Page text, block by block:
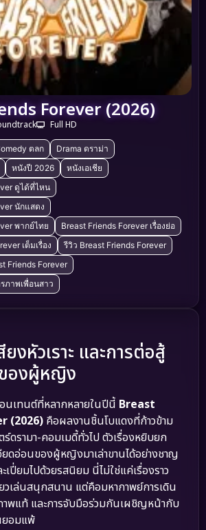
Forever (2026)
Full HD
ตลก
Drama ดราม่า
หนังปี 2026
หนังเอเชีย
ดูได้ที่ไหน
นักแสดง
พากย์ไทย
Breast Friends Forever เรื่องย่อ
เต็มเรื่อง
รีวิว Breast Friends Forever
Friends Forever
ภาพเพื่อนสาว
งหัวเราะ และการต่อสู้
องผู้หญิง
นเทนต์ที่หลากหลายในปีนี้ Breast
(2026) คือผลงานชิ้นโบแดงที่ก้าวข้าม
ดรามา-คอมเมดี้ทั่วไป ตัวเรื่องหยิบยก
ยดอ่อนของผู้หญิงมาเล่าขานได้อย่างชาญ
ปี่ยมไปด้วยรสนิยม นี่ไม่ใช่แค่เรื่องราว
วเล่นสนุกสนาน แต่คือมหากาพย์การเดิน
าพแท้ และการจับมือร่วมกันเผชิญหน้ากับ
ยอมแพ้